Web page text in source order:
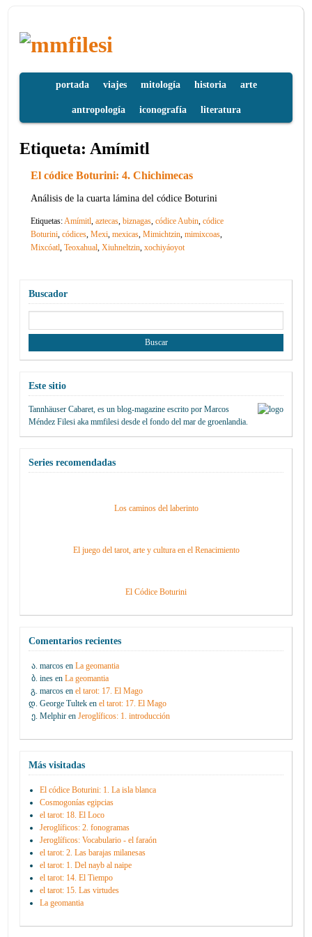
portada viajes mitología historia arte
antropología iconografía literatura
Etiqueta: Amímitl
El códice Boturini: 4. Chichimecas
Análisis de la cuarta lámina del códice Boturini
Etiquetas:Amímitl,aztecas,biznagas,códice Aubin,códice
Boturini,códices,Mexi,mexicas,Mimichtzin,mimixcoas,
Mixcóatl,Teoxahual,Xiuhneltzin,xochiyáoyot
Buscador
Este sitio
Tannhäuser Cabaret, es un blog-magazine escrito porMarcos
Méndez Filesi aka mmfilesi desdeel fondo del mar de groenlandia.
Series recomendadas
Los caminos del laberinto
El juego del tarot, arte y cultura en el Renacimiento
El Códice Boturini
Comentarios recientes
marcos enLa geomantia
ines enLa geomantia
marcos enel tarot: 17. El Mago
George Tultek enel tarot: 17. El Mago
Melphir enJeroglíficos: 1. introducción
Más visitadas
El códice Boturini: 1. La isla blanca
Cosmogonías egipcias
el tarot: 18. El Loco
Jeroglíficos: 2. fonogramas
Jeroglíficos: Vocabulario - el faraón
el tarot: 2. Las barajas milanesas
el tarot: 1. Del nayb al naipe
el tarot: 14. El Tiempo
el tarot: 15. Las virtudes
La geomantia